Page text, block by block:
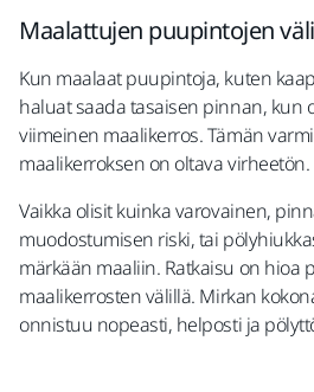
Maalattujen puupintojen
Kun maalaat puupintoja, kuten
haluat saada tasaisen pinnan, kun
viimeinen maalikerros. Tämän
maalikerroksen on oltava virheetön.
Vaikka olisit kuinka varovainen,
muodostumisen riski, tai
märkään maaliin. Ratkaisu on hioa
maalikerrosten välillä. Mirkan
onnistuu nopeasti, helposti ja